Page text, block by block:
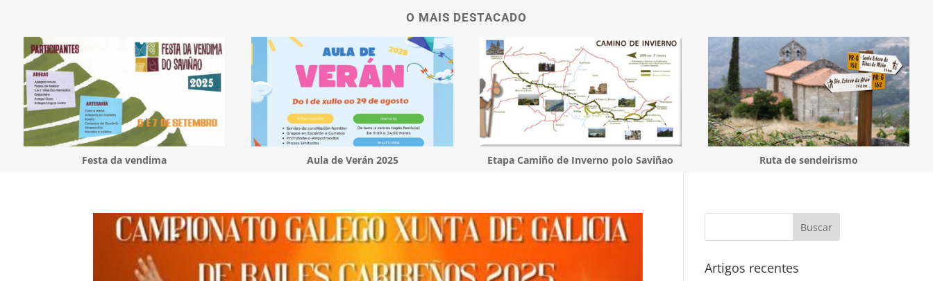
O MAIS DESTACADO
Festa da vendima Aula de Verán 2025 Etapa Camiño de Inverno polo Saviñao Ruta de sendeirismo
Artigos recentes